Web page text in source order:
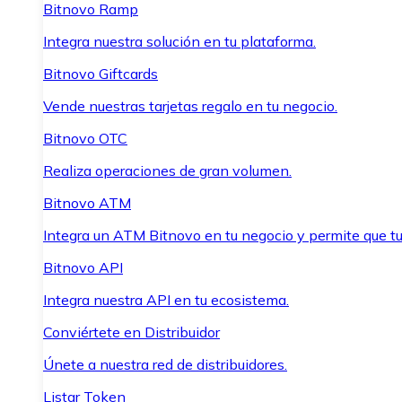
Bitnovo Ramp
Integra nuestra solución en tu plataforma.
Bitnovo Giftcards
Vende nuestras tarjetas regalo en tu negocio.
Bitnovo OTC
Realiza operaciones de gran volumen.
Bitnovo ATM
Integra un ATM Bitnovo en tu negocio y permite que
Bitnovo API
Integra nuestra API en tu ecosistema.
Conviértete en Distribuidor
Únete a nuestra red de distribuidores.
Listar Token